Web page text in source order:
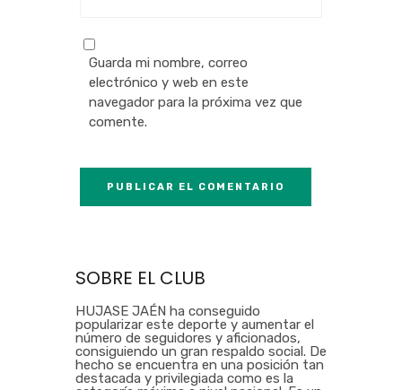
Guarda mi nombre, correo
electrónico y web en este
navegador para la próxima vez que
comente.
SOBRE EL CLUB
HUJASE JAÉN ha conseguido
popularizar este deporte y aumentar el
número de seguidores y aficionados,
consiguiendo un gran respaldo social. De
hecho se encuentra en una posición tan
destacada y privilegiada como es la